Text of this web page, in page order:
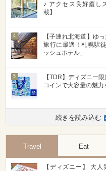
♪ アクセス良好癒し
載】
4
【子連れ北海道】ゆ
旅行に最適！札幌駅
ッシュホテル」
5
【TDR】ディズニー
コインで大容量の魅力
続きを読み込む
Travel Eat
【ディズニー】 大